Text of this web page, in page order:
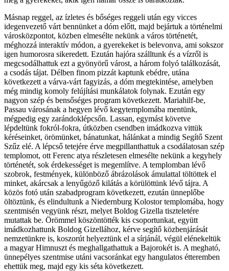
Másnap reggel, az ízletes és bőséges reggeli után egy vicces
idegenvezető várt bennünket a dóm előtt, majd bejártuk a történelmi
városközpontot, közben elmesélte nekünk a város történetét,
méghozzá interaktív módon, a gyerekeket is belevonva, ami sokszor
igen humorosra sikeredett. Ezután hajóra szálltunk és a vízről is
megcsodálhattuk ezt a gyönyörű várost, a három folyó találkozását,
a csodás tájat. Délben finom pizzát kaptunk ebédre, utána
következett a várva-várt fagyizás, a dóm megtekintése, amelyben
még mindig komoly felújítási munkálatok folynak. Ezután egy
nagyon szép és bensőséges program következett. Mariahilf-be,
Passau városának a hegyen lévő kegytemplomába mentünk,
mégpedig egy zarándoklépcsőn. Lassan, egymást követve
lépdeltünk fokról-fokra, útközben csendben imádkozva vittük
kéréseinket, örömünket, bánatunkat, hálánkat a mindig Segítő Szent
Szűz elé. A lépcső tetejére érve megpillanthattuk a csodálatosan szép
templomot, ott Ferenc atya részletesen elmesélte nekünk a kegyhely
történetét, sok érdekességet is megemlítve. A templomban lévő
szobrok, festmények, különböző ábrázolások ámulattal töltöttek el
minket, akárcsak a lenyűgöző kilátás a körülöttünk lévő tájra. A
közös fotó után szabadprogram következett, ezután ünneplőbe
öltöztünk, és elindultunk a Niedernburg Kolostor templomába, hogy
szentmisén vegyünk részt, melyet Boldog Gizella tiszteletére
mutattak be. Örömmel köszöntötték kis csoportunkat, együtt
imádkozhattunk Boldog Gizellához, kérve segítő közbenjárását
nemzetünkre is, koszorút helyeztünk el a sírjánál, végül elénekeltük
a magyar Himnuszt és meghallgathattuk a Bajorokét is. A megható,
ünnepélyes szentmise utáni vacsoránkat egy hangulatos étteremben
ehettük meg, majd egy kis séta következett.